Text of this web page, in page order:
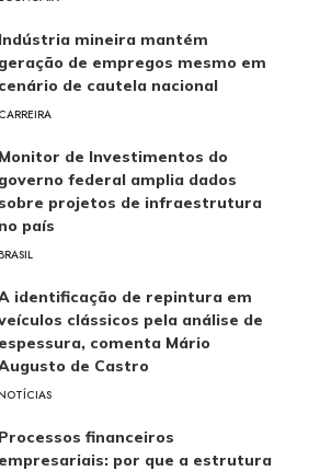
Indústria mineira mantém
geração de empregos mesmo em
cenário de cautela nacional
Monitor de Investimentos do
governo federal amplia dados
sobre projetos de infraestrutura
no país
identificação de repintura em
clássicos pela análise de
espessura, comenta Mário
de Castro
Processos financeiros
empresariais: por que a estrutura